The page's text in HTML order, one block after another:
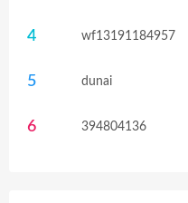
4 wf13191184957
5 dunai
6 394804136